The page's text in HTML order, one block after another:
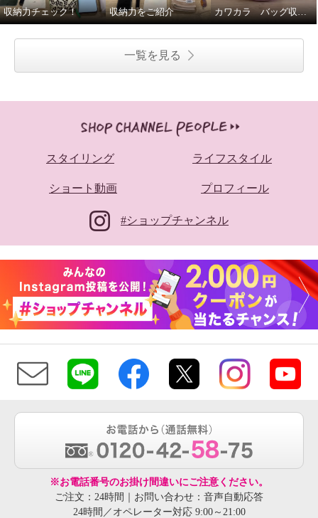
収納力チェック！ 収納力をご紹介 カワカラ バッグ収納力ご紹介！
一覧を見る
スタイリング ライフスタイル
ショート動画 プロフィール
#ショップチャンネル
※お電話番号のお掛け間違いにご注意ください。
ご注文：24時間｜お問い合わせ：音声自動応答
24時間／オペレーター対応 9:00～21:00